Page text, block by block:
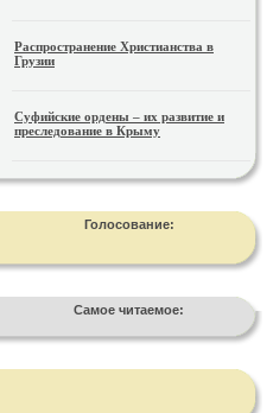
Распространение Христианства в
Грузии
Суфийские ордены – их развитие и
преследование в Крыму
Голосование:
Самое читаемое: